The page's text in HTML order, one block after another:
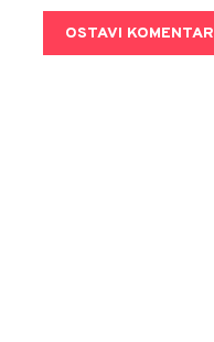
OSTAVI KOMENTAR